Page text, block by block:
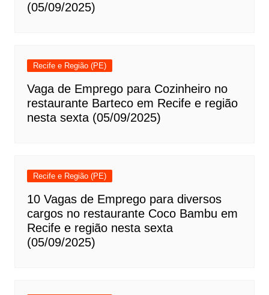
(05/09/2025)
Recife e Região (PE)
Vaga de Emprego para Cozinheiro no
restaurante Barteco em Recife e região
nesta sexta (05/09/2025)
Recife e Região (PE)
10 Vagas de Emprego para diversos
cargos no restaurante Coco Bambu em
Recife e região nesta sexta
(05/09/2025)